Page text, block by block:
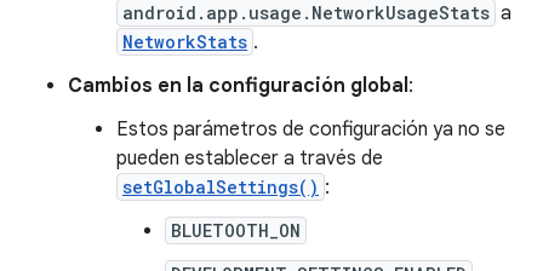
android.app.usage.NetworkUsageStats a
NetworkStats .
Cambios en la configuración global:
Estos parámetros de configuración ya no se
pueden establecer a través de
setGlobalSettings() :
BLUETOOTH_ON